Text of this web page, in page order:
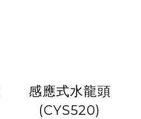
感應式水龍頭
(CYS520)